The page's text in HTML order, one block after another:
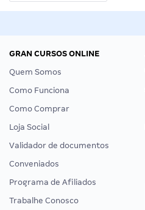
GRAN CURSOS ONLINE
Quem Somos
Como Funciona
Como Comprar
Loja Social
Validador de documentos
Conveniados
Programa de Afiliados
Trabalhe Conosco